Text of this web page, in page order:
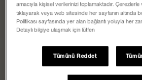
amacıyla kişisel verilerinizi toplamaktadır. Çerezlerle
tıklayarak veya web sitesinde her sayfanın altında
Politikası sayfasında yer alan bağlantı yoluyla her
Detaylı bilgiye ulaşmak için lütfen
Tümünü Reddet